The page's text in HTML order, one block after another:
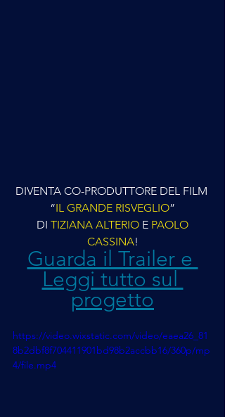
DIVENTA CO-PRODUTTORE DEL FILM
“IL GRANDE RISVEGLIO”
DI TIZIANA ALTERIO E PAOLO
CASSINA!
Guarda il Trailer e
Leggi tutto sul
progetto
https://video.wixstatic.com/video/eaea26_81
8b2dbf8f704411901bd98b2accbb16/360p/mp
4/file.mp4